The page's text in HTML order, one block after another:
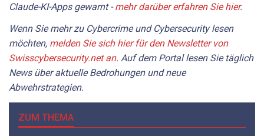
Claude-KI-Apps gewarnt -mehr darüber erfahren Sie hier.
Wenn Sie mehr zu Cybercrime und Cybersecurity lesen
möchten, melden Sie sich hier für den Newsletter von
Swisscybersecurity.net an. Auf dem Portal lesen Sie täglich
News über aktuelle Bedrohungen und neue
Abwehrstrategien.
ZUM THEMA